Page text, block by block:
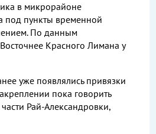
в микрорайоне
под пункты временной
. По данным
Восточнее Красного Лимана у
уже появлялись привязки
пока говорить
Рай-Александровки,